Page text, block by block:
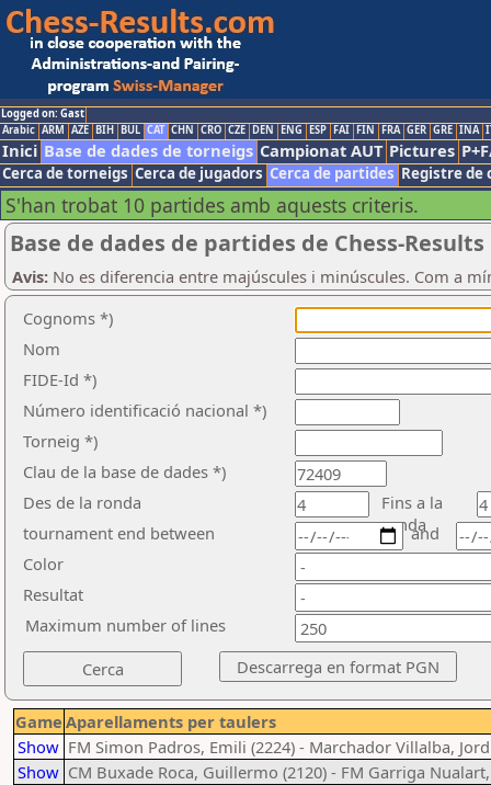
Logged on: Gast
Arabic ARM AZE BIH BUL CAT CHN CRO CZE DEN ENG ESP FAI FIN FRA GER GRE INA
Inici Base de dades de torneigs Campionat AUT Pictures
Cerca de torneigs Cerca de jugadors Cerca de partides Registre de
S'han trobat 10 partides amb aquests criteris.
Base de dades de partides de Chess-Results
Avis: No es diferencia entre majúscules i minúscules. Com a
Cognoms *)
Nom
FIDE-Id *)
Número identificació nacional *)
Torneig *)
Clau de la base de dades *)
Des de la ronda
Fins a la
ronda
tournament end between
Color
Resultat
and
Maximum number of lines
Game Aparellaments per taulers
Show FM Simon Padros, Emili (2224) - Marchador Villalba,
Show CM Buxade Roca, Guillermo (2120) - FM Garriga Nualart,